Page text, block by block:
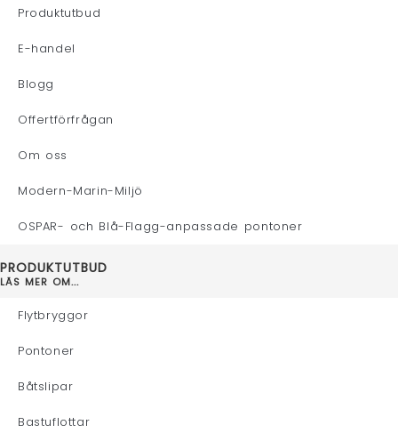
Produktutbud
E-handel
Blogg
Offertförfrågan
Om oss
Modern-Marin-Miljö
OSPAR- och Blå-Flagg-anpassade pontoner
PRODUKTUTBUD
LÄS MER OM...
Flytbryggor
Pontoner
Båtslipar
Bastuflottar